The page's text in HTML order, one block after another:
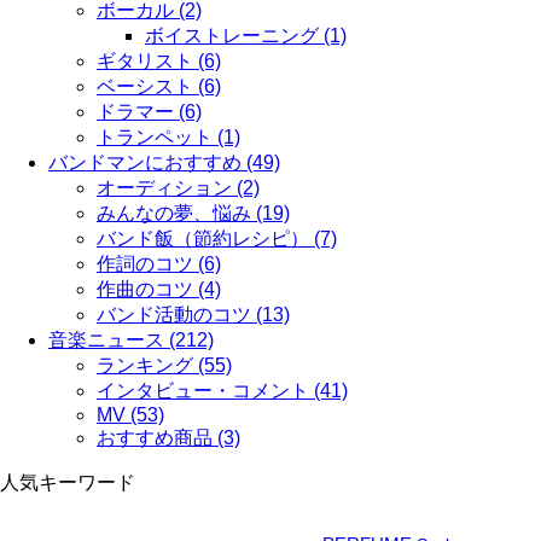
ボーカル (2)
ボイストレーニング (1)
ギタリスト (6)
ベーシスト (6)
ドラマー (6)
トランペット (1)
バンドマンにおすすめ (49)
オーディション (2)
みんなの夢、悩み (19)
バンド飯（節約レシピ） (7)
作詞のコツ (6)
作曲のコツ (4)
バンド活動のコツ (13)
音楽ニュース (212)
ランキング (55)
インタビュー・コメント (41)
MV (53)
おすすめ商品 (3)
人気キーワード